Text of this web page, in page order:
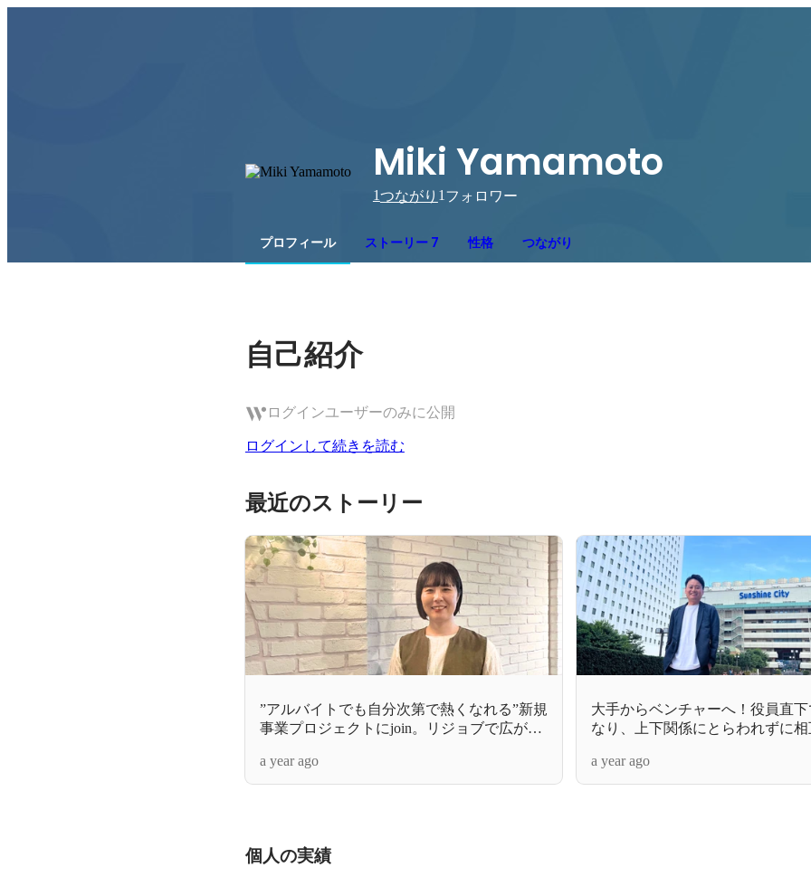
Miki Yamamoto
1つながり 1 フォロワー
プロフィール ストーリー 7 性格 つながり
自己紹介
ログインユーザーのみに公開
ログインして続きを読む
最近のストーリー
”アルバイトでも自分次第で熱くなれる”新規
事業プロジェクトにjoin。リジョブで広が
トーリーとは？
a year ago
大手からベンチャーへ！役員直下
なり、上下関係にとらわれずに
a year ago
個人の実績